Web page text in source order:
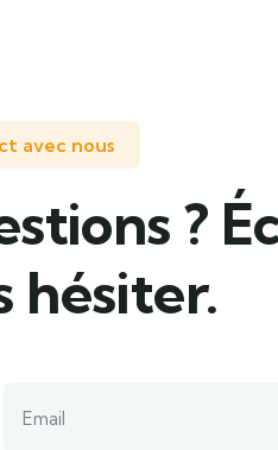
avec nous
?
hésiter.